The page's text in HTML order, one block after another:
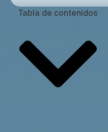
Tabla de contenidos